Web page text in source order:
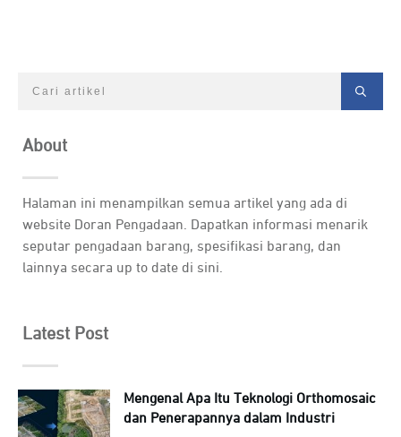
About
Halaman ini menampilkan semua artikel yang ada di
website Doran Pengadaan. Dapatkan informasi menarik
seputar pengadaan barang, spesifikasi barang, dan
lainnya secara up to date di sini.
Latest Post
Mengenal Apa Itu Teknologi Orthomosaic
dan Penerapannya dalam Industri